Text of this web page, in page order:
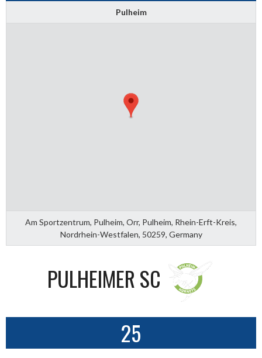
Pulheim
Am Sportzentrum, Pulheim, Orr, Pulheim, Rhein-Erft-Kreis,
Nordrhein-Westfalen, 50259, Germany
PULHEIMER SC
25